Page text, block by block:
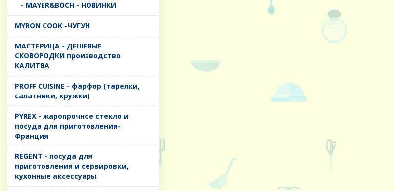
- MAYER&BOCH - НОВИНКИ
MYRON COOK -ЧУГУН
MАСТЕРИЦА - ДЕШЕВЫЕ
СКОВОРОДКИ производство
КАЛИТВА
PROFF CUISINE - фарфор (тарелки,
салатники, кружки)
PYREX - жаропрочное стекло и
посуда для приготовления-
Франция
REGENT - посуда для
приготовления и сервировки,
кухонные аксессуары